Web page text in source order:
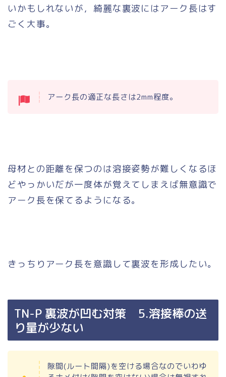
いかもしれないが，綺麗な裏波にはアーク長はす
ごく大事。
アーク長の適正な長さは2mm程度。
母材との距離を保つのは溶接姿勢が難しくなるほ
どやっかいだが一度体が覚えてしまえば無意識で
アーク長を保てるようになる。
きっちりアーク長を意識して裏波を形成したい。
TN-P 裏波が凹む対策 5.溶接棒の送
り量が少ない
隙間(ルート間隔)を空ける場合なのでいわゆ